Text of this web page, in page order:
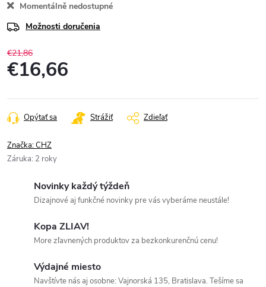
Momentálně nedostupné
Možnosti doručenia
€21,86
€16,66
cena:
Opýtať sa Strážiť Zdieľať
Značka:CHZ
Záruka: 2 roky
Novinky každý týždeň
Dizajnové aj funkčné novinky pre vás vyberáme neustále!
Kopa ZLIAV!
More zľavnených produktov za bezkonkurenčnú cenu!
Výdajné miesto
Navštívte nás aj osobne: Vajnorská 135, Bratislava. Tešíme sa